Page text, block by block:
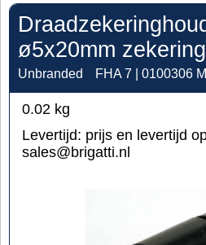
ø5x20mm
Unbranded FHA 7 | 0100306
0.02 kg
Levertijd: prijs en levertijd
sales@brigatti.nl